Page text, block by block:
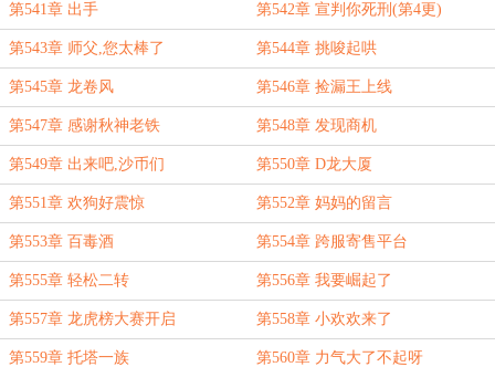
第541章 出手 第542章 宣判你死刑(第4更)
第543章 师父,您太棒了 第544章 挑唆起哄
第545章 龙卷风 第546章 捡漏王上线
第547章 感谢秋神老铁 第548章 发现商机
第549章 出来吧,沙币们 第550章 D龙大厦
第551章 欢狗好震惊 第552章 妈妈的留言
第553章 百毒酒 第554章 跨服寄售平台
第555章 轻松二转 第556章 我要崛起了
第557章 龙虎榜大赛开启 第558章 小欢欢来了
第559章 托塔一族 第560章 力气大了不起呀